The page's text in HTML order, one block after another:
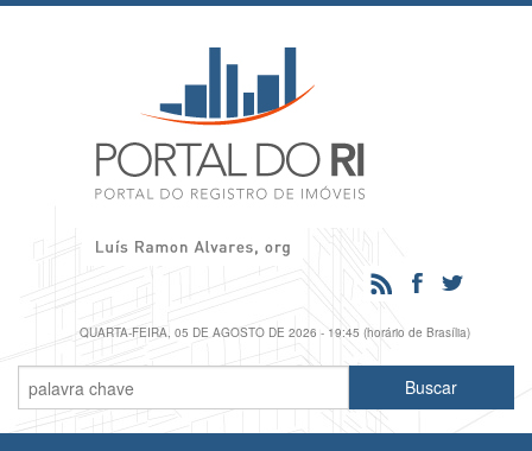
QUARTA-FEIRA, 05 DE AGOSTO DE 2026 - 19:45 (horário de Brasília)